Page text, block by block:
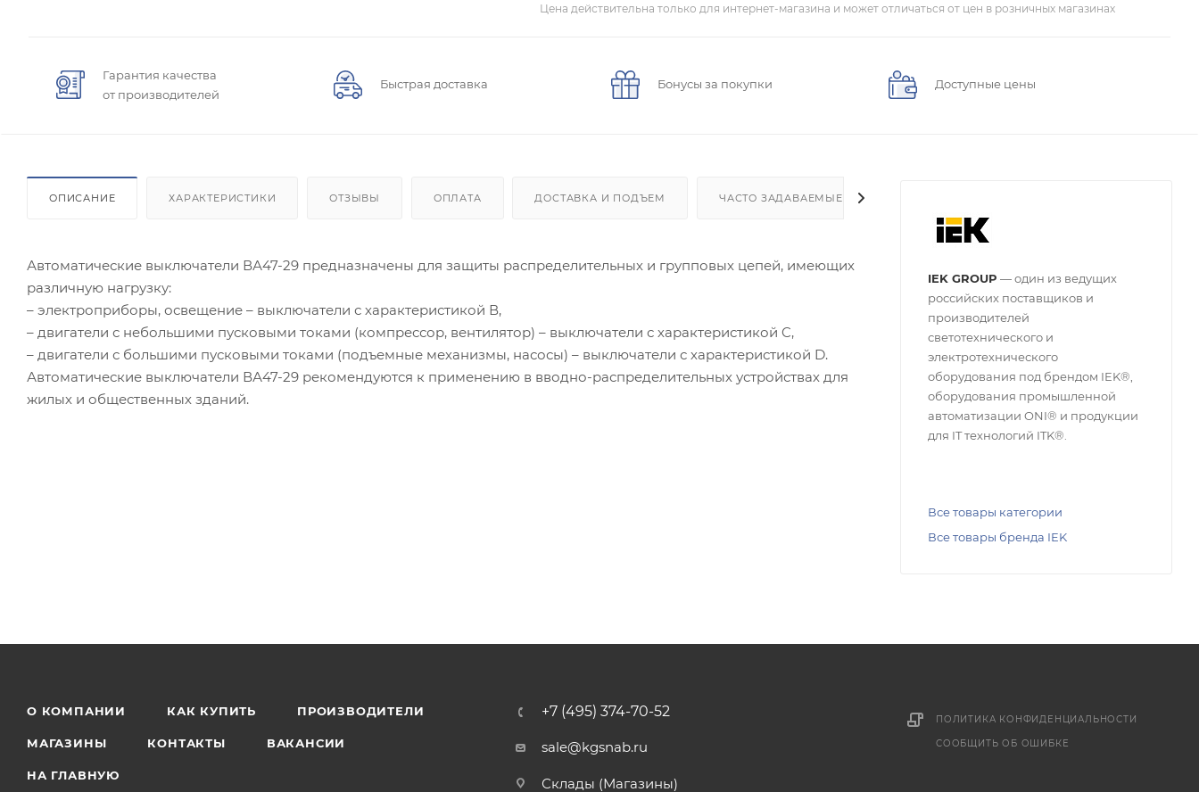
Цена действительна только для интернет-магазина и может отличаться от цен в розничных магазинах
Гарантия качества
от производителей
Быстрая доставка Бонусы за покупки Доступные цены
ОПИСАНИЕ ХАРАКТЕРИСТИКИ ОТЗЫВЫ ОПЛАТА ДОСТАВКА И ПОДЪЕМ ЧАСТО ЗАДАВАЕМЫЕ ВОПРОСЫ
Автоматические выключатели ВА47-29 предназначены для защиты распределительных и групповых цепей, имеющих
различную нагрузку:
– электроприборы, освещение – выключатели с характеристикой В,
– двигатели с небольшими пусковыми токами (компрессор, вентилятор) – выключатели с характеристикой C,
– двигатели с большими пусковыми токами (подъемные механизмы, насосы) – выключатели с характеристикой D.
Автоматические выключатели ВА47-29 рекомендуются к применению в вводно-распределительных устройствах для
жилых и общественных зданий.
IEK GROUP — один из ведущих
российских поставщиков и
производителей
светотехнического и
электротехнического
оборудования под брендом IEK®,
оборудования промышленной
автоматизации ONI® и продукции
для IT технологий ITK®.
Все товары категории
Все товары бренда IEK
О КОМПАНИИ КАК КУПИТЬ ПРОИЗВОДИТЕЛИ
МАГАЗИНЫ КОНТАКТЫ ВАКАНСИИ
НА ГЛАВНУЮ
+7 (495) 374-70-52
sale@kgsnab.ru
Склады (Магазины)
ПОЛИТИКА КОНФИДЕНЦИАЛЬНОСТИ
СООБЩИТЬ ОБ ОШИБКЕ